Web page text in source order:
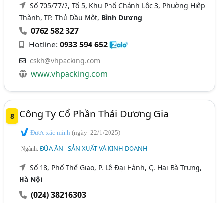
Số 705/77/2, Tổ 5, Khu Phố Chánh Lộc 3, Phường Hiệp
Thành, TP. Thủ Dầu Một, Bình Dương
0762 582 327
Hotline:0933 594 652
cskh@vhpacking.com
www.vhpacking.com
8 Công Ty Cổ Phần Thái Dương Gia
Được xác minh(ngày: 22/1/2025)
Ngành:ĐŨA ĂN - SẢN XUẤT VÀ KINH DOANH
Số 18, Phố Thể Giao, P. Lê Đại Hành, Q. Hai Bà Trưng,
Hà Nội
(024) 38216303